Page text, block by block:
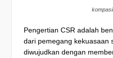
Pengertian CSR adalah
dari pemegang kekuasaan
diwujudkan dengan